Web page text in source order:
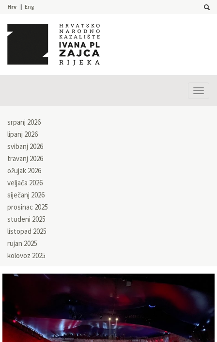
Hrv Eng
srpanj 2026
lipanj 2026
svibanj 2026
travanj 2026
ožujak 2026
veljača 2026
siječanj 2026
prosinac 2025
studeni 2025
listopad 2025
rujan 2025
kolovoz 2025